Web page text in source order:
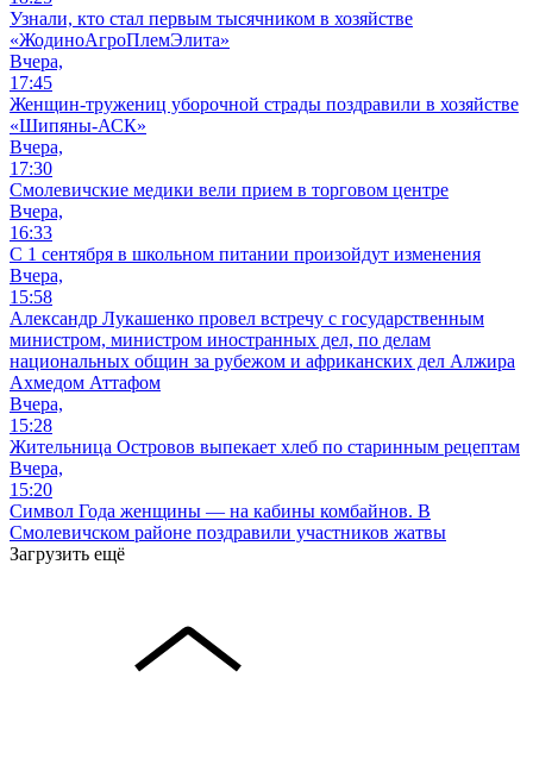
Узнали, кто стал первым тысячником в хозяйстве
«ЖодиноАгроПлемЭлита»
Вчера,
17:45
Женщин-тружениц уборочной страды поздравили в хозяйстве
«Шипяны-АСК»
Вчера,
17:30
Смолевичские медики вели прием в торговом центре
Вчера,
16:33
С 1 сентября в школьном питании произойдут изменения
Вчера,
15:58
Александр Лукашенко провел встречу с государственным
министром, министром иностранных дел, по делам
национальных общин за рубежом и африканских дел Алжира
Ахмедом Аттафом
Вчера,
15:28
Жительница Островов выпекает хлеб по старинным рецептам
Вчера,
15:20
Символ Года женщины — на кабины комбайнов. В
Смолевичском районе поздравили участников жатвы
Загрузить ещё